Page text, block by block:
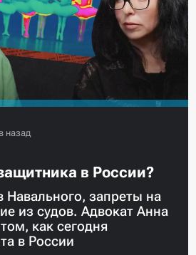
в России?
Навального, запреты на
из судов. Адвокат Анна
как сегодня
в России